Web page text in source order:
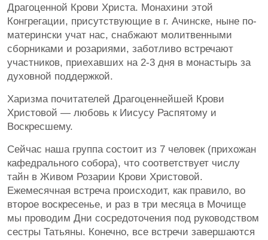
Драгоценной Крови Христа. Монахини этой
Конгрегации, присутствующие в г. Ачинске, ныне по-
матерински учат нас, снабжают молитвенными
сборниками и розариями, заботливо встречают
участников, приехавших на 2-3 дня в монастырь за
духовной поддержкой.
Харизма почитателей Драгоценнейшей Крови
Христовой — любовь к Иисусу Распятому и
Воскресшему.
Сейчас наша группа состоит из 7 человек (прихожан
кафедрального собора), что соответствует числу
тайн в Живом Розарии Крови Христовой.
Ежемесячная встреча происходит, как правило, во
второе воскресенье, и раз в три месяца в Мочище
мы проводим Дни сосредоточения под руководством
сестры Татьяны. Конечно, все встречи завершаются